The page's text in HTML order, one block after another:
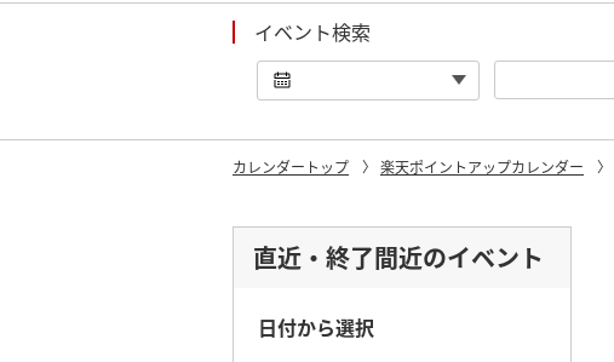
イベント検索
カレンダートップ 楽天ポイントアップカレンダー
直近・終了間近のイベント
日付から選択